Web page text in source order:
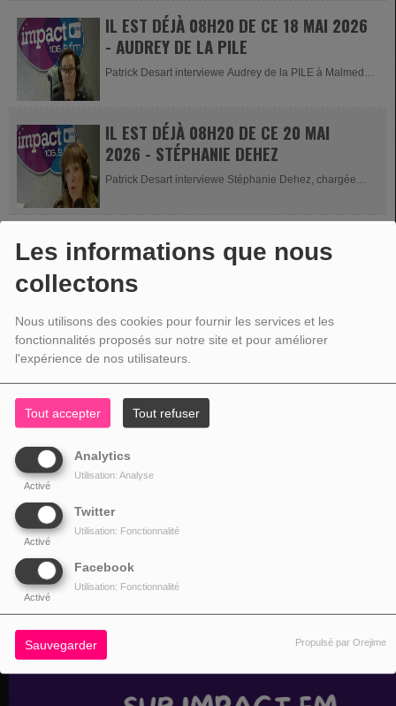
Les informations que nous
collectons
Nous utilisons des cookies pour fournir les services et les
fonctionnalités proposés sur notre site et pour améliorer
l'expérience de nos utilisateurs.
Tout accepter Tout refuser
Analytics
Activé
Utilisation: Analyse
Twitter
Activé
Utilisation: Fonctionnalité
Facebook
Activé
Utilisation: Fonctionnalité
Sauvegarder Propulsé par Orejime
IL EST DÉJÀ 08H20 DE CE 18 MAI 2026
- AUDREY DE LA PILE
Patrick Desart interviewe Audrey de la PILE à Malmedy
IL EST DÉJÀ 08H20 DE CE 20 MAI
2026 - STÉPHANIE DEHEZ
Patrick Desart interviewe Stéphanie Dehez, chargée
VOTRE PUBLICITÉ